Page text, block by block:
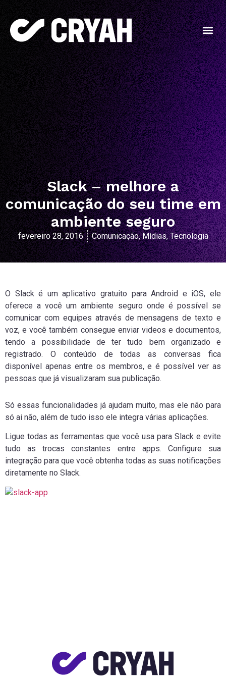
Slack – melhore a
comunicação do seu time em
ambiente seguro
fevereiro 28, 2016 Comunicação,Mídias,Tecnologia
O Slack é um aplicativo gratuito para Android e iOS, ele
oferece a você um ambiente seguro onde é possível se
comunicar com equipes através de mensagens de texto e
voz, e você também consegue enviar videos e documentos,
tendo a possibilidade de ter tudo bem organizado e
registrado. O conteúdo de todas as conversas fica
disponível apenas entre os membros, e é possível ver as
pessoas que já visualizaram sua publicação.
Só essas funcionalidades já ajudam muito, mas ele não para
só ai não, além de tudo isso ele integra várias aplicações.
Ligue todas as ferramentas que você usa para Slack e evite
tudo as trocas constantes entre apps. Configure sua
integração para que você obtenha todas as suas notificações
diretamente no Slack.